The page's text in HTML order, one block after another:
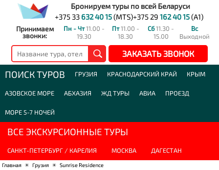
Бронируем туры по всей Беларуси
+375 33 632 40 15(MTS)+375 29 162 40 15(A1)
Принимаем
звонки:
Пн - Чт11.00 -
19.30
Пт11.00 -
18.30
Сб11.30 -
15.00
Вс
Выходной
ЗАКАЗАТЬ ЗВОНОК
ПОИСК ТУРОВ ГРУЗИЯ КРАСНОДАРСКИЙ КРАЙ КРЫМ
АЗОВСКОЕ МОРЕ АБХАЗИЯ ЖД ТУРЫ АВИА ПРОЕЗД
МОРЕ 5-7 НОЧЕЙ
ВСЕ ЭКСКУРСИОННЫЕ ТУРЫ
САНКТ-ПЕТЕРБУРГ / КАРЕЛИЯ МОСКВА ДАГЕСТАН
Главная ☀ Грузия ☀ Sunrise Residence